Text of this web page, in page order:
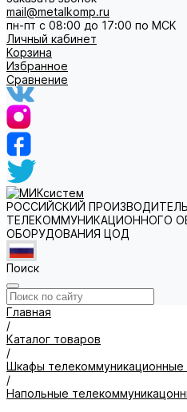
mail@metalkomp.ru
пн-пт с 08:00 до 17:00 по МСК
Личный кабинет
Корзина
Избранное
Сравнение
РОССИЙСКИЙ ПРОИЗВОДИТЕЛЬ
ТЕЛЕКОММУНИКАЦИОННОГО
ОБОРУДОВАНИЯ ЦОД
Поиск
Главная
/
Каталог товаров
/
Шкафы телекоммуникационные
/
Напольные